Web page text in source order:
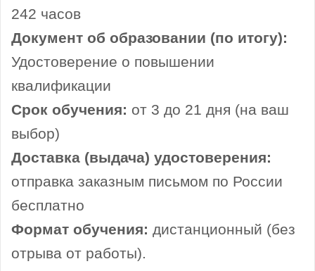
242 часов
Документ об образовании (по итогу):
Удостоверение о повышении
квалификации
Срок обучения: от 3 до 21 дня (на ваш
выбор)
Доставка (выдача) удостоверения:
отправка заказным письмом по России
бесплатно
Формат обучения: дистанционный (без
отрыва от работы).